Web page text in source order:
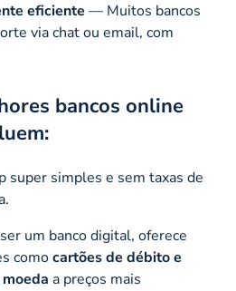
eficiente — Muitos bancos
via chat ou email, com
bancos online
super simples e sem taxas de
um banco digital, oferece
comocartões de débito e
a preços mais